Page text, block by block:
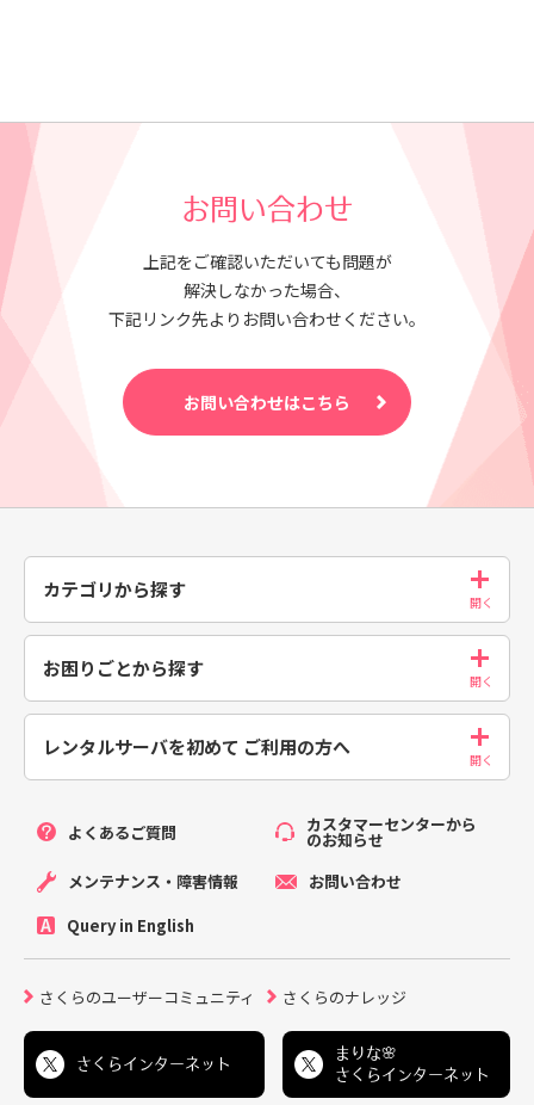
お問い合わせ
上記をご確認いただいても問題が
解決しなかった場合、
下記リンク先よりお問い合わせください。
お問い合わせはこちら
カテゴリから探す
お困りごとから探す
レンタルサーバを初めて ご利用の方へ
よくあるご質問 カスタマーセンターから
のお知らせ
メンテナンス・障害情報
お問い合わせ
Query in English
さくらのユーザーコミュニティ さくらのナレッジ
さくらインターネット
まりな🌸
さくらインターネット